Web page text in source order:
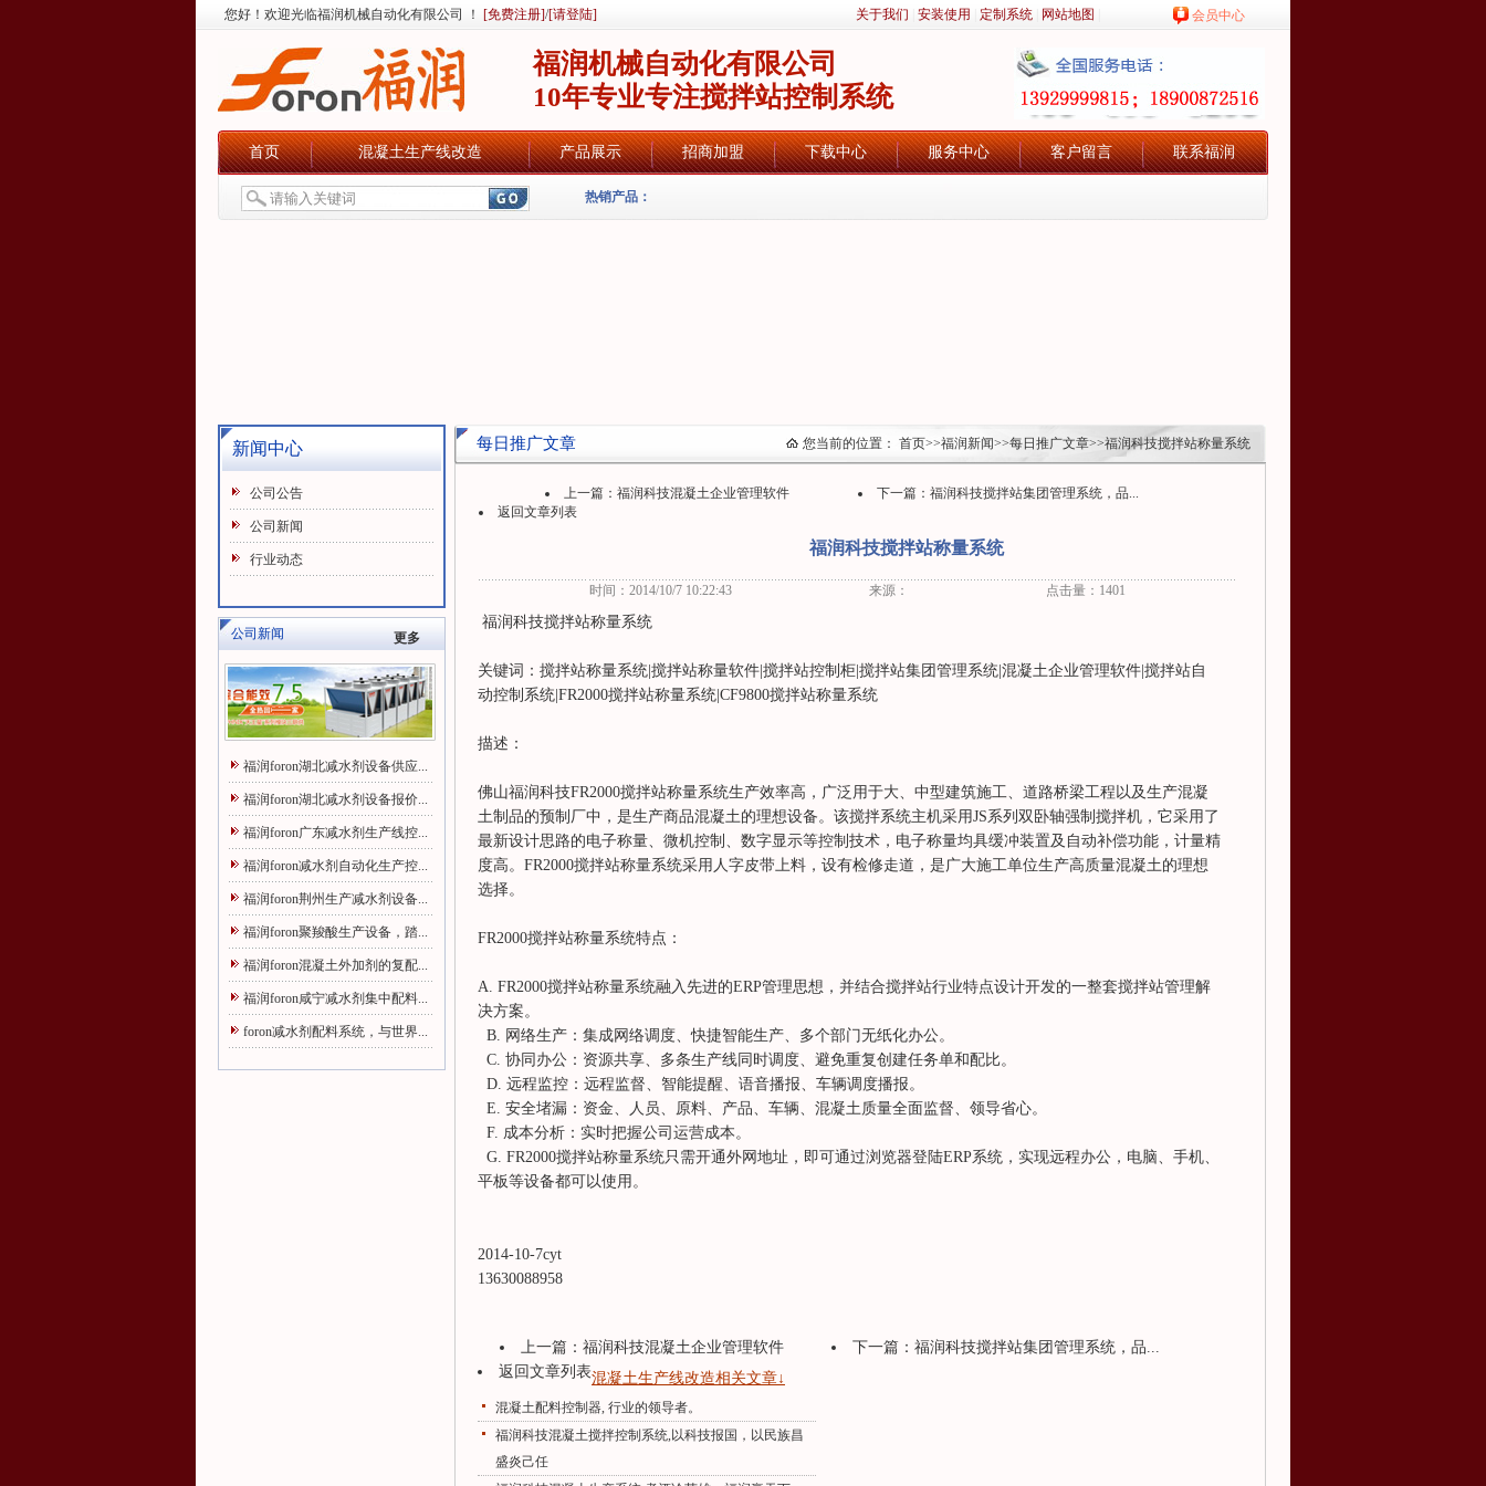
您好！欢迎光临福润机械自动化有限公司 ！ [免费注册]/[请登陆] 关于我们 安装使用 定制系统 网站地图 会员中心
福润机械自动化有限公司
10年专业专注搅拌站控制系统
首页 混凝土生产线改造 产品展示 招商加盟 下载中心 服务中心 客户留言 联系福润
热销产品：
新闻中心
公司公告
公司新闻
行业动态
公司新闻 更多
福润foron湖北减水剂设备供应...
福润foron湖北减水剂设备报价...
福润foron广东减水剂生产线控...
福润foron减水剂自动化生产控...
福润foron荆州生产减水剂设备...
福润foron聚羧酸生产设备，踏...
福润foron混凝土外加剂的复配...
福润foron咸宁减水剂集中配料...
foron减水剂配料系统，与世界...
每日推广文章 您当前的位置： 首页>>福润新闻>>每日推广文章>>福润科技搅拌站称量系统
上一篇： 福润科技混凝土企业管理软件 下一篇： 福润科技搅拌站集团管理系统，品...
返回文章列表
福润科技搅拌站称量系统
时间：2014/10/7 10:22:43 来源： 点击量：1401
福润科技搅拌站称量系统
关键词：搅拌站称量系统|搅拌站称量软件|搅拌站控制柜|搅拌站集团管理系统|混凝土企业管理软件|搅拌站自
动控制系统|FR2000搅拌站称量系统|CF9800搅拌站称量系统
描述：
佛山福润科技FR2000搅拌站称量系统生产效率高，广泛用于大、中型建筑施工、道路桥梁工程以及生产混凝
土制品的预制厂中，是生产商品混凝土的理想设备。该搅拌系统主机采用JS系列双卧轴强制搅拌机，它采用了
最新设计思路的电子称量、微机控制、数字显示等控制技术，电子称量均具缓冲装置及自动补偿功能，计量精
度高。FR2000搅拌站称量系统采用人字皮带上料，设有检修走道，是广大施工单位生产高质量混凝土的理想
选择。
FR2000搅拌站称量系统特点：
A. FR2000搅拌站称量系统融入先进的ERP管理思想，并结合搅拌站行业特点设计开发的一整套搅拌站管理解
决方案。
B. 网络生产：集成网络调度、快捷智能生产、多个部门无纸化办公。
C. 协同办公：资源共享、多条生产线同时调度、避免重复创建任务单和配比。
D. 远程监控：远程监督、智能提醒、语音播报、车辆调度播报。
E. 安全堵漏：资金、人员、原料、产品、车辆、混凝土质量全面监督、领导省心。
F. 成本分析：实时把握公司运营成本。
G. FR2000搅拌站称量系统只需开通外网地址，即可通过浏览器登陆ERP系统，实现远程办公，电脑、手机、
平板等设备都可以使用。
2014-10-7cyt
13630088958
上一篇： 福润科技混凝土企业管理软件 下一篇： 福润科技搅拌站集团管理系统，品...
返回文章列表混凝土生产线改造相关文章↓
混凝土配料控制器, 行业的领导者。
福润科技混凝土搅拌控制系统,以科技报国，以民族昌
盛炎己任